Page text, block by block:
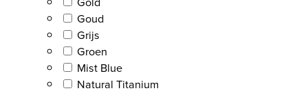
Goud
Grijs
Groen
Mist Blue
Natural Titanium